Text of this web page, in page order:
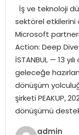
İş ve teknoloji
sektörel etkilerini
Microsoft
Action: Deep
İSTANBUL — 13
geleceğe
dönüşüm
şirketi PEAKUP,
dönüşümü
admin